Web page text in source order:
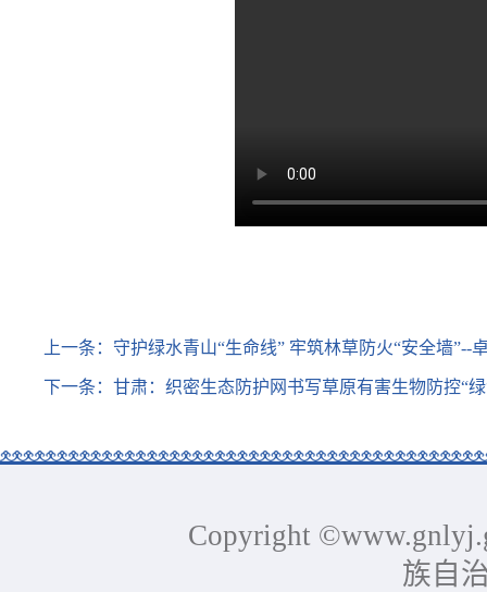
上一条： 守护绿水青山“生命线” 牢筑林草防火“安全墙
下一条： 甘肃：织密生态防护网书写草原有害生物防控“
Copyright
族自